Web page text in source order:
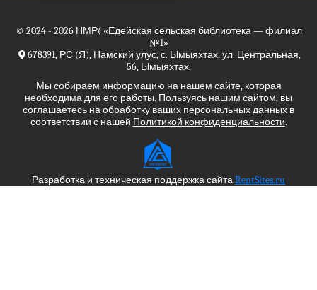
© 2024 - 2026 НМР(«Едейская сельская библиотека — филиал
№1»
678391, РС (Я), Намский улус, с. Ымыяхтах, ул. Центральная,
56, Ымыяхтах,
Мы собираем информацию на нашем сайте, которая
необходима для его работы. Пользуясь нашим сайтом, вы
соглашаетесь на обработку ваших персональных данных в
соответствии с нашей Политикой конфиденциальности.
Разработка и техническая поддержка сайтаRentSites.ru